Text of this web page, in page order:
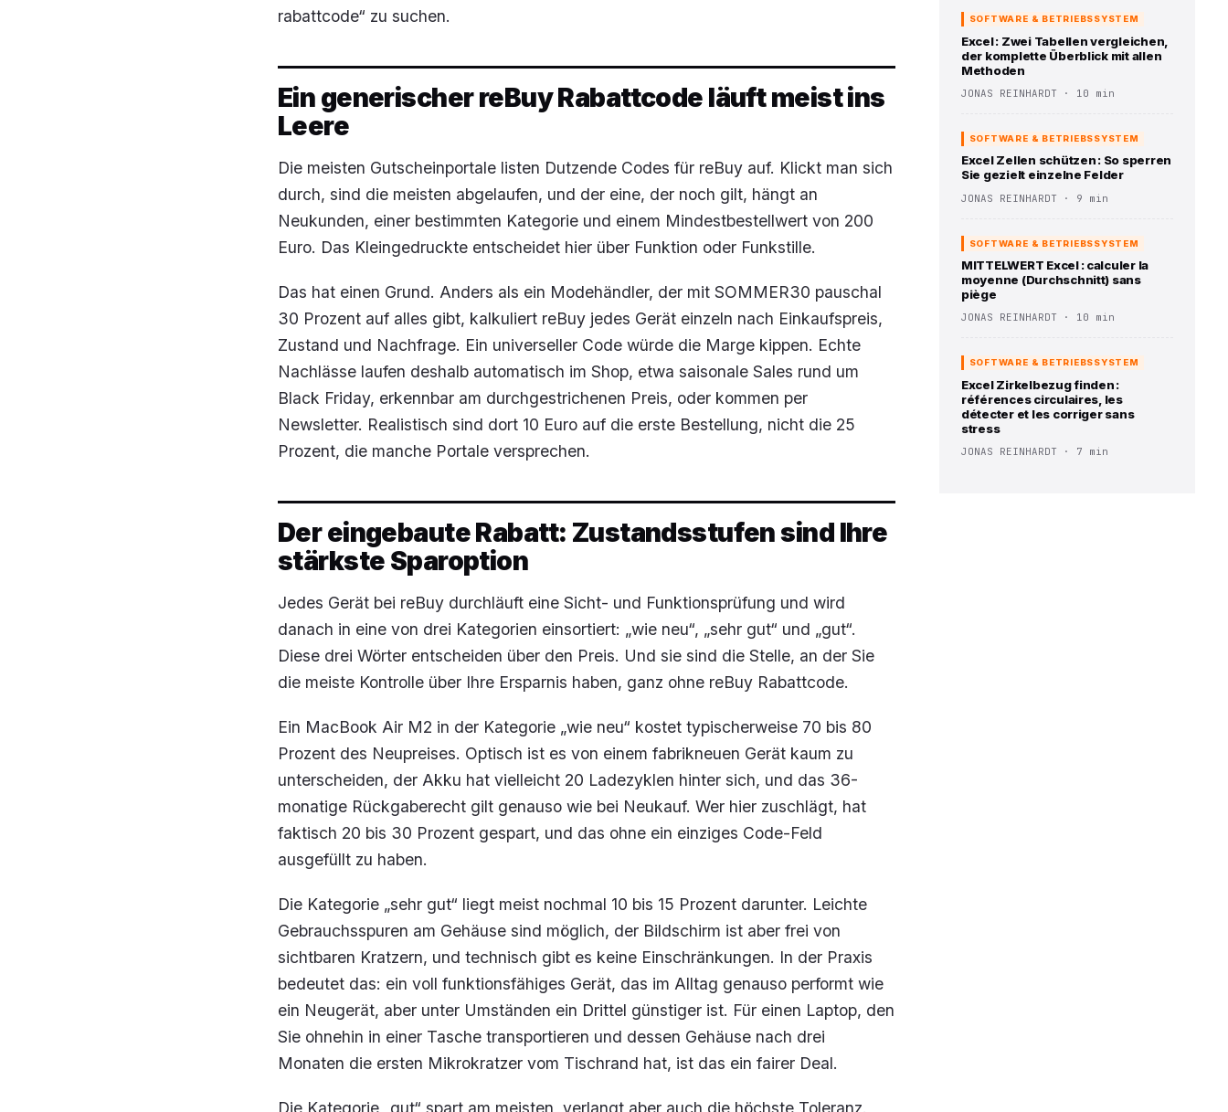
rabattcode“ zu suchen.
Ein generischer reBuy Rabattcode läuft meist ins
Leere
Die meisten Gutscheinportale listen Dutzende Codes für reBuy auf. Klickt man sich
durch, sind die meisten abgelaufen, und der eine, der noch gilt, hängt an
Neukunden, einer bestimmten Kategorie und einem Mindestbestellwert von 200
Euro. Das Kleingedruckte entscheidet hier über Funktion oder Funkstille.
Das hat einen Grund. Anders als ein Modehändler, der mit SOMMER30 pauschal
30 Prozent auf alles gibt, kalkuliert reBuy jedes Gerät einzeln nach Einkaufspreis,
Zustand und Nachfrage. Ein universeller Code würde die Marge kippen. Echte
Nachlässe laufen deshalb automatisch im Shop, etwa saisonale Sales rund um
Black Friday, erkennbar am durchgestrichenen Preis, oder kommen per
Newsletter. Realistisch sind dort 10 Euro auf die erste Bestellung, nicht die 25
Prozent, die manche Portale versprechen.
Der eingebaute Rabatt: Zustandsstufen sind Ihre
stärkste Sparoption
Jedes Gerät bei reBuy durchläuft eine Sicht- und Funktionsprüfung und wird
danach in eine von drei Kategorien einsortiert: „wie neu“, „sehr gut“ und „gut“.
Diese drei Wörter entscheiden über den Preis. Und sie sind die Stelle, an der Sie
die meiste Kontrolle über Ihre Ersparnis haben, ganz ohne reBuy Rabattcode.
Ein MacBook Air M2 in der Kategorie „wie neu“ kostet typischerweise 70 bis 80
Prozent des Neupreises. Optisch ist es von einem fabrikneuen Gerät kaum zu
unterscheiden, der Akku hat vielleicht 20 Ladezyklen hinter sich, und das 36-
monatige Rückgaberecht gilt genauso wie bei Neukauf. Wer hier zuschlägt, hat
faktisch 20 bis 30 Prozent gespart, und das ohne ein einziges Code-Feld
ausgefüllt zu haben.
Die Kategorie „sehr gut“ liegt meist nochmal 10 bis 15 Prozent darunter. Leichte
Gebrauchsspuren am Gehäuse sind möglich, der Bildschirm ist aber frei von
sichtbaren Kratzern, und technisch gibt es keine Einschränkungen. In der Praxis
bedeutet das: ein voll funktionsfähiges Gerät, das im Alltag genauso performt wie
ein Neugerät, aber unter Umständen ein Drittel günstiger ist. Für einen Laptop, den
Sie ohnehin in einer Tasche transportieren und dessen Gehäuse nach drei
Monaten die ersten Mikrokratzer vom Tischrand hat, ist das ein fairer Deal.
Die Kategorie „gut“ spart am meisten, verlangt aber auch die höchste Toleranz.
SOFTWARE & BETRIEBSSYSTEM
Excel : Zwei Tabellen vergleichen,
der komplette Überblick mit allen
Methoden
JONAS REINHARDT · 10 min
SOFTWARE & BETRIEBSSYSTEM
Excel Zellen schützen : So sperren
Sie gezielt einzelne Felder
JONAS REINHARDT · 9 min
SOFTWARE & BETRIEBSSYSTEM
MITTELWERT Excel : calculer la
moyenne (Durchschnitt) sans
piège
JONAS REINHARDT · 10 min
SOFTWARE & BETRIEBSSYSTEM
Excel Zirkelbezug finden :
références circulaires, les
détecter et les corriger sans
stress
JONAS REINHARDT · 7 min